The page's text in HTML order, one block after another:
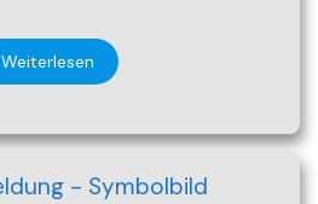
Weiterlesen